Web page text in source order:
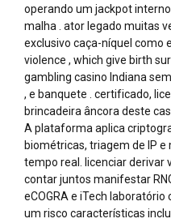
operando um jackpot
malha . ator legado muitas
exclusivo caça-níquel como
violence , which give birth
gambling casino Indiana
, e banquete . certificado,
brincadeira âncora deste
A plataforma aplica
biométricas, triagem de IP
tempo real. licenciar derivar
contar juntos manifestar
eCOGRA e iTech
um risco características